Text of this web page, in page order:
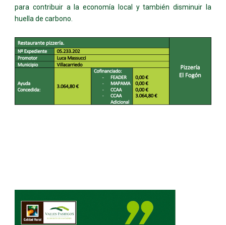
para contribuir a la economía local y también disminuir la
huella de carbono.